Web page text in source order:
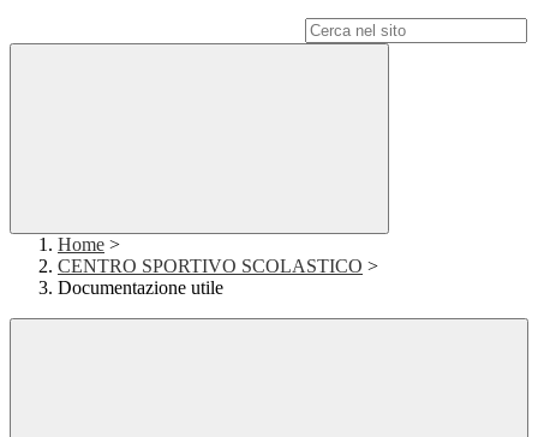
Home >
CENTRO SPORTIVO SCOLASTICO >
Documentazione utile